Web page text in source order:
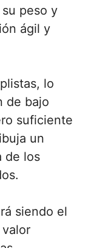
peso y
ágil y
lo
de bajo
suficiente
un
de los
siendo el